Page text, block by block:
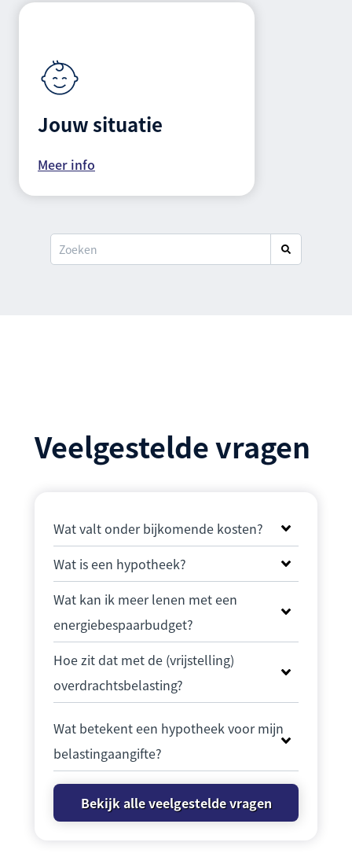
Jouw situatie
Meer info
Veelgestelde vragen
Wat valt onder bijkomende kosten?
Wat is een hypotheek?
Wat kan ik meer lenen met een
energiebespaarbudget?
Hoe zit dat met de (vrijstelling)
overdrachtsbelasting?
Wat betekent een hypotheek voor mijn
belastingaangifte?
Bekijk alle veelgestelde vragen